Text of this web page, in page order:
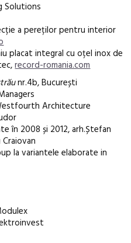
Solutions
a pereților pentru interior
placat integral cu oțel inox de
record-romania.com
nr.4b, București
Architecture
în 2008 și 2012, arh.Ștefan
la variantele elaborate in